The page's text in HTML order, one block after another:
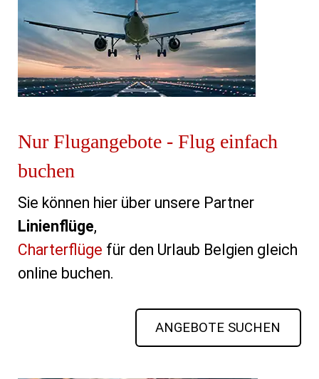
Nur Flugangebote - Flug einfach
buchen
Sie können hier über unsere Partner
Linienflüge,
Charterflüge für den Urlaub Belgien gleich
online buchen.
ANGEBOTE SUCHEN